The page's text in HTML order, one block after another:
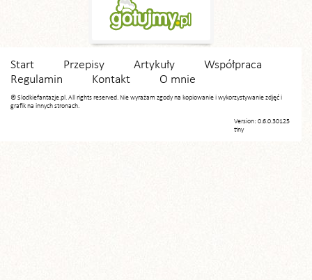
Start Przepisy Artykuły
Współpraca
Regulamin
Kontakt O mnie
© Slodkiefantazje.pl. All rights reserved. Nie wyrażam zgody na kopiowanie i wykorzystywanie zdjęć i
grafik na innych stronach.
Version: 0.6.0.30125
tiny